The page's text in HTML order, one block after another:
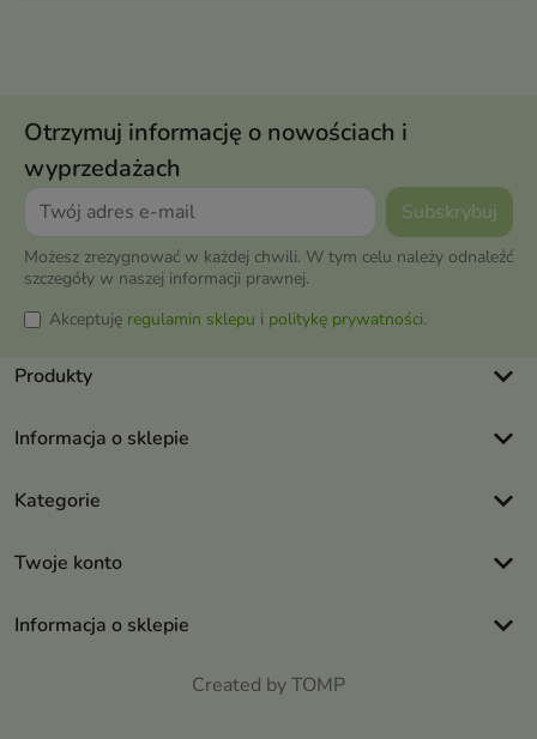
Otrzymuj informację o nowościach i
wyprzedażach
Możesz zrezygnować w każdej chwili. W tym celu należy odnaleźć
szczegóły w naszej informacji prawnej.
Akceptuję regulamin sklepu i politykę prywatności.
Produkty keyboard_arrow_down
Informacja o sklepie keyboard_arrow_down
Kategorie keyboard_arrow_down
Twoje konto keyboard_arrow_down
Informacja o sklepie keyboard_arrow_down
Created by TOMP